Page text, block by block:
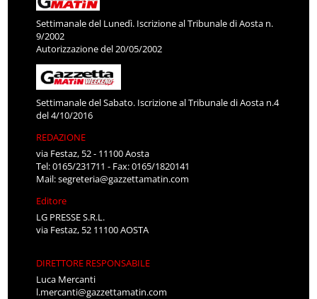
Settimanale del Lunedì. Iscrizione al Tribunale di Aosta n.
9/2002
Autorizzazione del 20/05/2002
Settimanale del Sabato. Iscrizione al Tribunale di Aosta n.4
del 4/10/2016
REDAZIONE
via Festaz, 52 - 11100 Aosta
Tel: 0165/231711 - Fax: 0165/1820141
Mail:segreteria@gazzettamatin.com
Editore
LG PRESSE S.R.L.
via Festaz, 52 11100 AOSTA
DIRETTORE RESPONSABILE
Luca Mercanti
l.mercanti@gazzettamatin.com